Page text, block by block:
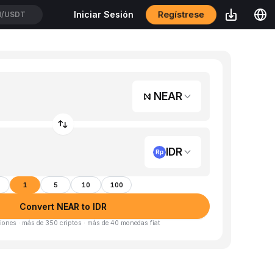
USDT Iniciar Sesión Regístrese
NEAR
IDR
1 5 10 100
Convert NEAR to IDR
· más de 350 criptos · más de 40 monedas fiat